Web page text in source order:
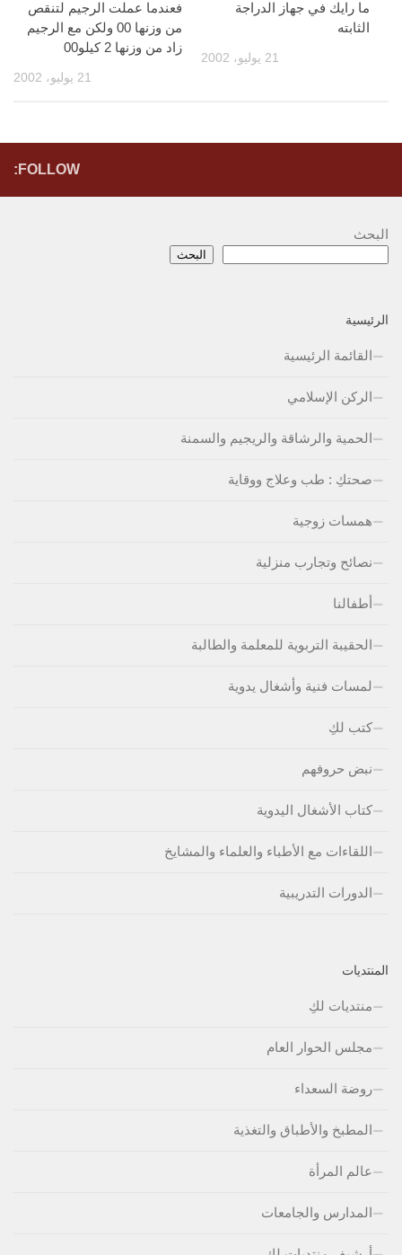
فعندما عملت الرجيم لتنقص
من وزنها 00 ولكن مع الرجيم
زاد من وزنها 2 كيلو00
21 يوليو، 2002
ما رايك في جهاز الدراجة
الثابته
21 يوليو، 2002
FOLLOW:
البحث
البحث
الرئيسية
القائمة الرئيسية
الركن الإسلامي
الحمية والرشاقة والريجيم والسمنة
صحتكِ : طب وعلاج ووقاية
همسات زوجية
نصائح وتجارب منزلية
أطفالنا
الحقيبة التربوية للمعلمة والطالبة
لمسات فنية وأشغال يدوية
كتب لكِ
نبض حروفهم
كتاب الأشغال اليدوية
اللقاءات مع الأطباء والعلماء والمشايخ
الدورات التدريبية
المنتديات
منتديات لكِ
مجلس الحوار العام
روضة السعداء
المطبخ والأطباق والتغذية
عالم المرأة
المدارس والجامعات